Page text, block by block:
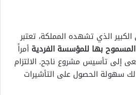
الذي تشهده المملكة، تعتبر
بها للمؤسسة الفردية أمراً
إلى تأسيس مشروع ناجح. الالتزام
سهولة الحصول على التأشيرات